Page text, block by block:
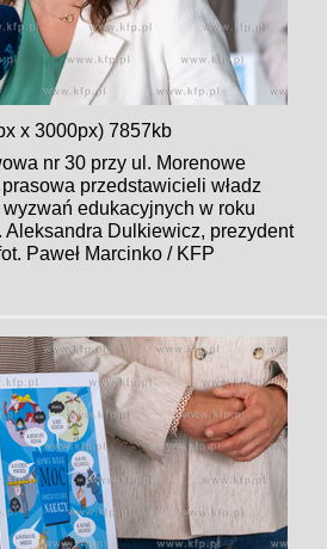
x 3000px) 7857kb
nr 30 przy ul. Morenowe
przedstawicieli władz
edukacyjnych w roku
Aleksandra Dulkiewicz, prezydent
Paweł Marcinko / KFP